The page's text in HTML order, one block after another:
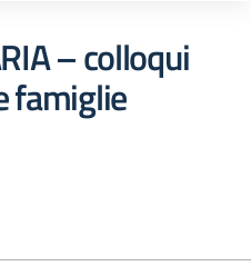
– colloqui
famiglie